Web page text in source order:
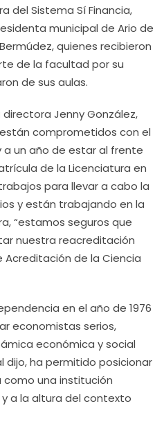
del Sistema Sí Financia,
municipal de Ario de
quienes recibieron
de la facultad por su
de sus aulas.
Jenny González,
comprometidos con el
un año de estar al frente
de la Licenciatura en
para llevar a cabo la
y están trabajando en la
“estamos seguros que
nuestra reacreditación
Acreditación de la Ciencia
en el año de 1976
economistas serios,
económica y social
dijo, ha permitido posicionar
como una institución
a la altura del contexto